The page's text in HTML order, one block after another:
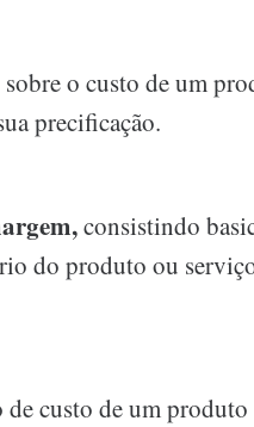
o custo de um
precificação.
consistindo
do produto ou
custo de um